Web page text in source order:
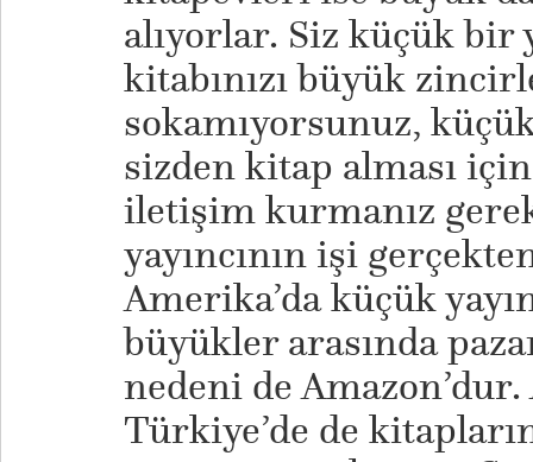
alıyorlar. Siz küçük bir
kitabınızı büyük
sokamıyorsunuz,
sizden kitap alması
iletişim kurmanız
yayıncının işi
Amerika’da küçük
büyükler arasında
nedeni de Amazon’dur.
Türkiye’de de